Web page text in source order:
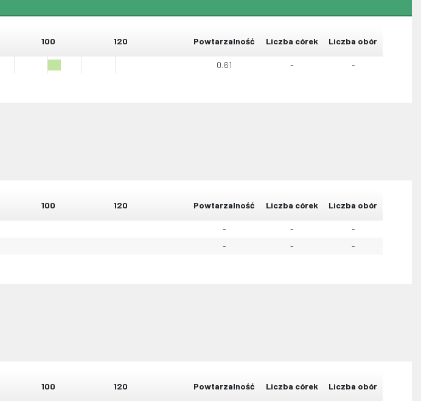
100 120 Powtarzalność Liczba córek Liczba obór
0.61 - -
100 120 Powtarzalność Liczba córek Liczba obór
- - -
- - -
100 120 Powtarzalność Liczba córek Liczba obór